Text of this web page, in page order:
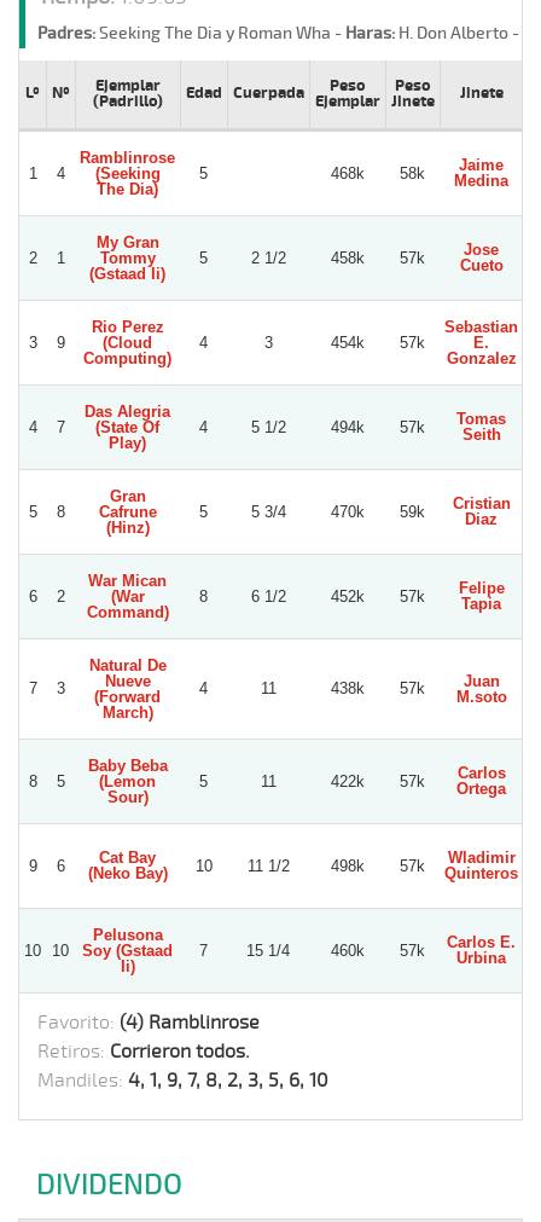
Padres:Seeking The Dia y Roman Wha - Haras: H. Don Alberto -
Lº Nº
Ejemplar
(Padrillo)
Edad Cuerpada
Peso
Ejemplar
Peso
Jinete
Jinete
1 4
Ramblinrose
(Seeking
The Dia)
5 468k 58k
Jaime
Medina
2 1
My Gran
Tommy
(Gstaad Ii)
5 2 1/2 458k 57k
Jose
Cueto
3 9
Rio Perez
(Cloud
Computing)
4 3 454k 57k
Sebastian
E.
Gonzalez
4 7
Das Alegria
(State Of
Play)
4 5 1/2 494k 57k
Tomas
Seith
5 8
Gran
Cafrune
(Hinz)
5 5 3/4 470k 59k
Cristian
Diaz
6 2
War Mican
(War
Command)
8 6 1/2 452k 57k
Felipe
Tapia
7 3
Natural De
Nueve
(Forward
March)
4 11 438k 57k
Juan
M.soto
8 5
Baby Beba
(Lemon
Sour)
5 11 422k 57k
Carlos
Ortega
9 6
Cat Bay
(Neko Bay)
10 11 1/2 498k 57k
Wladimir
Quinteros
10 10
Pelusona
Soy (Gstaad
Ii)
7 15 1/4 460k 57k
Carlos E.
Urbina
Favorito: (4) Ramblinrose
Retiros: Corrieron todos.
Mandiles: 4, 1, 9, 7, 8, 2, 3, 5, 6, 10
DIVIDENDO